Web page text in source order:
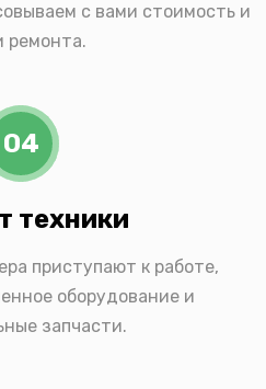
с вами стоимость и
ремонта.
04
техники
приступают к работе,
оборудование и
запчасти.